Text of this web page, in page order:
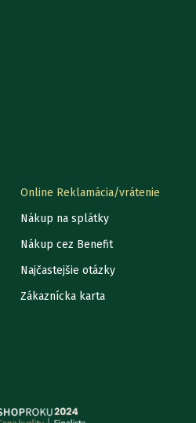
Online Reklamácia/vrátenie
Nákup na splátky
Nákup cez Benefit
Najčastejšie otázky
Zákaznícka karta